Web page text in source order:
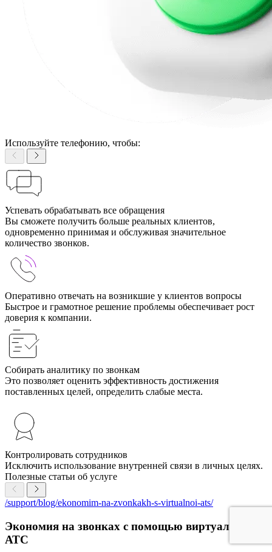
Используйте телефонию, чтобы:
Успевать обрабатывать все обращения
Вы сможете получить больше реальных клиентов,
одновременно принимая и обслуживая значительное
количество звонков.
Оперативно отвечать на возникшие у клиентов вопросы
Быстрое и грамотное решение проблемы обеспечивает рост
доверия к компании.
Собирать аналитику по звонкам
Это позволяет оценить эффективность достижения
поставленных целей, определить слабые места.
Контролировать сотрудников
Исключить использование внутренней связи в личных целях.
Полезные статьи об услуге
/support/blog/ekonomim-na-zvonkakh-s-virtualnoi-ats/
Экономия на звонках с помощью виртуальной
АТС